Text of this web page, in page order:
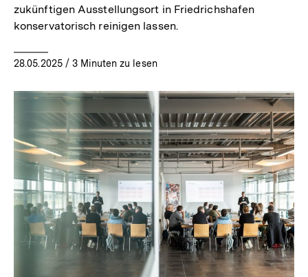
zukünftigen Ausstellungsort in Friedrichshafen
konservatorisch reinigen lassen.
28.05.2025/ 3 Minuten zu lesen